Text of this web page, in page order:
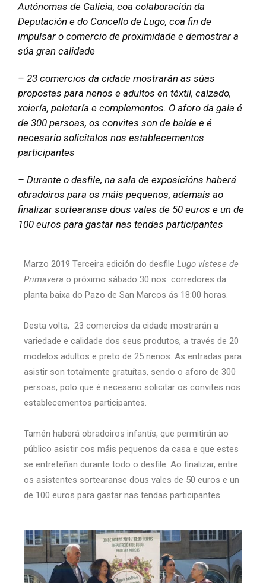
Autónomas de Galicia, coa colaboración da
Deputación e do Concello de Lugo, coa fin de
impulsar o comercio de proximidade e demostrar a
súa gran calidade
– 23 comercios da cidade mostrarán as súas
propostas para nenos e adultos en téxtil, calzado,
xoiería, peletería e complementos. O aforo da gala é
de 300 persoas, os convites son de balde e é
necesario solicitalos nos establecementos
participantes
– Durante o desfile, na sala de exposicións haberá
obradoiros para os máis pequenos, ademais ao
finalizar sortearanse dous vales de 50 euros e un de
100 euros para gastar nas tendas participantes
Marzo 2019 Terceira edición do desfile Lugo vístese de
Primavera o próximo sábado 30 nos corredores da
planta baixa do Pazo de San Marcos ás 18:00 horas.
Desta volta, 23 comercios da cidade mostrarán a
variedade e calidade dos seus produtos, a través de 20
modelos adultos e preto de 25 nenos. As entradas para
asistir son totalmente gratuítas, sendo o aforo de 300
persoas, polo que é necesario solicitar os convites nos
establecementos participantes.
Tamén haberá obradoiros infantís, que permitirán ao
público asistir cos máis pequenos da casa e que estes
se entreteñan durante todo o desfile. Ao finalizar, entre
os asistentes sortearanse dous vales de 50 euros e un
de 100 euros para gastar nas tendas participantes.